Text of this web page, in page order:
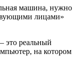
машина, нужно
лицами»
это реальный
на котором